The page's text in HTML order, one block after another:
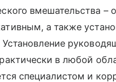
вмешательства
а также
Установление
в любой
специалистом и